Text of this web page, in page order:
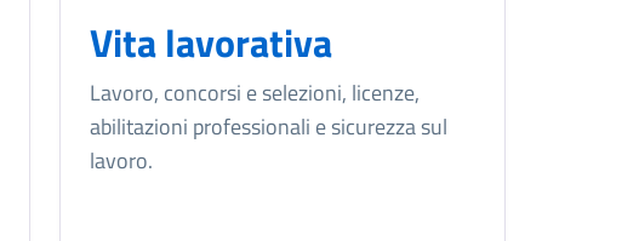
Vita lavorativa
Lavoro, concorsi e selezioni, licenze,
abilitazioni professionali e sicurezza sul
lavoro.